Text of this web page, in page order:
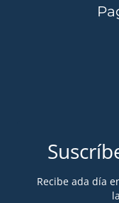
Recibe ada día